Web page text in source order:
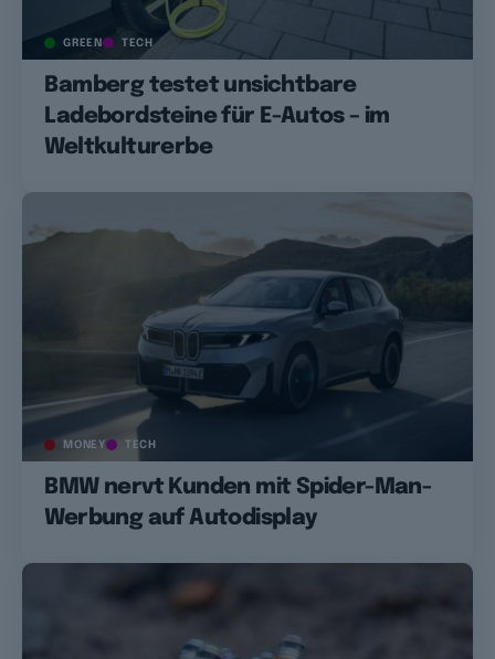
GREEN TECH
Bamberg testet unsichtbare
Ladebordsteine für E-Autos – im
Weltkulturerbe
MONEY TECH
BMW nervt Kunden mit Spider-Man-
Werbung auf Autodisplay